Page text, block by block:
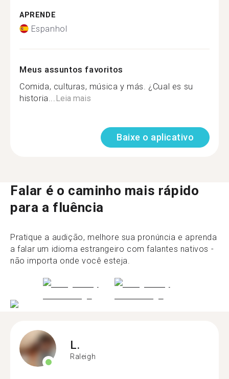
APRENDE
Espanhol
Meus assuntos favoritos
Comida, culturas, música y más. ¿Cual es su
historia... Leia mais
Baixe o aplicativo
Falar é o caminho mais rápido
para a fluência
Pratique a audição, melhore sua pronúncia e aprenda
a falar um idioma estrangeiro com falantes nativos -
não importa onde você esteja.
L.
Raleigh